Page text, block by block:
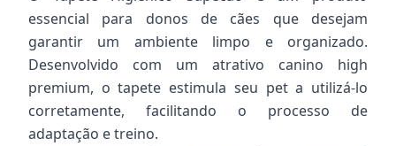
essencial para donos de cães que desejam
garantir um ambiente limpo e organizado.
Desenvolvido com um atrativo canino high
premium, o tapete estimula seu pet a utilizá-lo
corretamente, facilitando o processo de
adaptação e treino.